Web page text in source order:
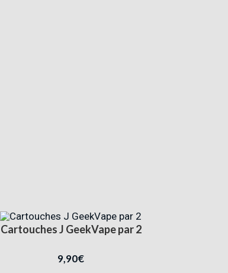
Cartouches J GeekVape par 2
9,90€